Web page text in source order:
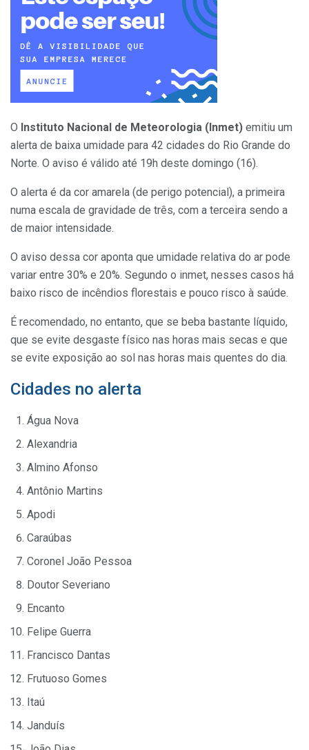
O Instituto Nacional de Meteorologia (Inmet) emitiu um
alerta de baixa umidade para 42 cidades do Rio Grande do
Norte. O aviso é válido até 19h deste domingo (16).
O alerta é da cor amarela (de perigo potencial), a primeira
numa escala de gravidade de três, com a terceira sendo a
de maior intensidade.
O aviso dessa cor aponta que umidade relativa do ar pode
variar entre 30% e 20%. Segundo o inmet, nesses casos há
baixo risco de incêndios florestais e pouco risco à saúde.
É recomendado, no entanto, que se beba bastante líquido,
que se evite desgaste físico nas horas mais secas e que
se evite exposição ao sol nas horas mais quentes do dia.
Cidades no alerta
Água Nova
Alexandria
Almino Afonso
Antônio Martins
Apodi
Caraúbas
Coronel João Pessoa
Doutor Severiano
Encanto
Felipe Guerra
Francisco Dantas
Frutuoso Gomes
Itaú
Janduís